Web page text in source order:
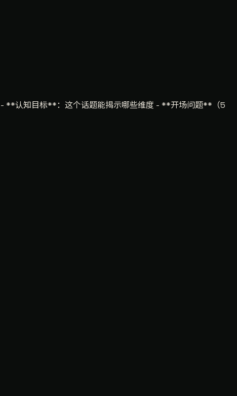
**认知目标**：这个话题能揭示哪些维度 - **开场问题**（5